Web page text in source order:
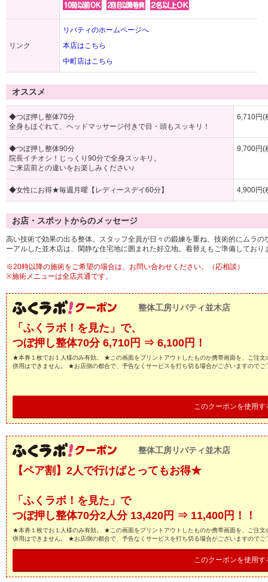
リンク
リバティのホームページへ
本店はこちら
中町店はこちら
オススメ
◆つぼ押し整体70分
全身もほぐれて、ヘッドマッサージ付きで目・頭もスッキリ！
6,710円(
◆つぼ押し整体90分
院長イチオシ！じっくり90分で全身スッキリ。
ご来店前との違いをお楽しみください♪
9,700円(
◆女性にお得★毎週月曜【レディースデイ60分】 4,900円(
お店・スポットからのメッセージ
高い技術で効果の出る整体。スタッフ全員が日々の鍛練を重ね、技術的にムラ
ーアルした並木店は、閑静な住宅地に囲まれた好立地。着替えもご準備してお
※20時以降の施術をご希望の場合は、お問い合わせください。（応相談）
※施術メニューは全店共通です。
整体工房リバティ並木店
「ふくラボ！を見た」で、
つぼ押し整体70分 6,710円 ⇒ 6,100円！
★本券１枚でお１人様のみ有効。 ★この画面をプリントアウトしたものか携帯画面を、ご注
併用はできません。 ★お店側の都合で、予告なくサービスを打ち切る場合がございますのでご
このクーポンを使用す
整体工房リバティ並木店
【ペア割】2人で行けばとってもお得★
「ふくラボ！を見た」で
つぼ押し整体70分2人分 13,420円 ⇒ 11,400円！！
★本券１枚でお１人様のみ有効。 ★この画面をプリントアウトしたものか携帯画面を、ご注
併用はできません。 ★お店側の都合で、予告なくサービスを打ち切る場合がございますのでご
このクーポンを使用す